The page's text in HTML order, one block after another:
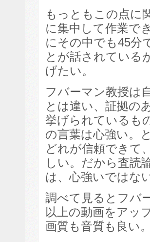
もっともこの点に
に集中して作業で
にその中でも45分
とが話されている
げたい。
フバーマン教授は
とは違い、証拠の
挙げられているも
の言葉は心強い。
どれが信頼できて
しい。だから査読
は、心強いではな
調べて見るとフバ
以上の動画をアッ
画質も音質も良い